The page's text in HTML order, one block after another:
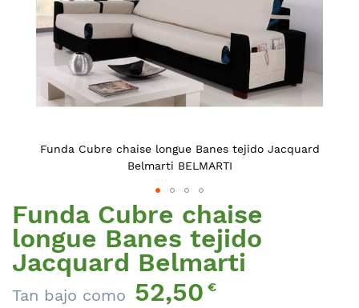
Funda Cubre chaise
longue Banes tejido
Jacquard Belmarti
Tan bajo como 52,50€
Funda Cubre chaise longue Banes tejido Jacquard
Belmarti BELMARTI
Saltar
al
comienzo
de
galería